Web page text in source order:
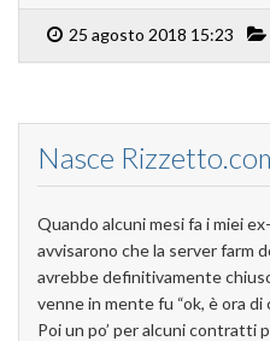
25 agosto 2018 15:23
Nasce
Quando alcuni mesi fa i miei
avvisarono che la server farm
avrebbe definitivamente
venne in mente fu “ok, è ora
Poi un po’ per alcuni contratti